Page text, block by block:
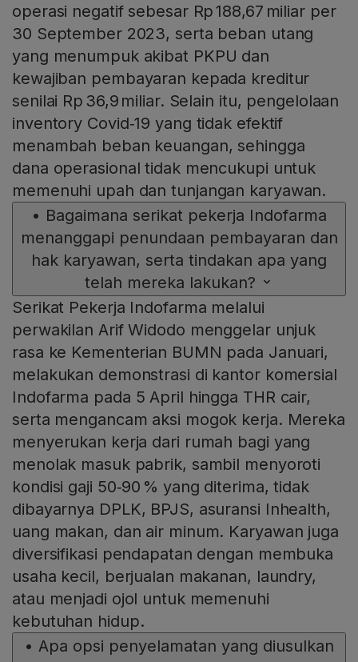
operasi negatif sebesar Rp 188,67 miliar per
30 September 2023, serta beban utang
yang menumpuk akibat PKPU dan
kewajiban pembayaran kepada kreditur
senilai Rp 36,9 miliar. Selain itu, pengelolaan
inventory Covid‑19 yang tidak efektif
menambah beban keuangan, sehingga
dana operasional tidak mencukupi untuk
memenuhi upah dan tunjangan karyawan.
• Bagaimana serikat pekerja Indofarma
menanggapi penundaan pembayaran dan
hak karyawan, serta tindakan apa yang
telah mereka lakukan?
Serikat Pekerja Indofarma melalui
perwakilan Arif Widodo menggelar unjuk
rasa ke Kementerian BUMN pada Januari,
melakukan demonstrasi di kantor komersial
Indofarma pada 5 April hingga THR cair,
serta mengancam aksi mogok kerja. Mereka
menyerukan kerja dari rumah bagi yang
menolak masuk pabrik, sambil menyoroti
kondisi gaji 50‑90 % yang diterima, tidak
dibayarnya DPLK, BPJS, asuransi Inhealth,
uang makan, dan air minum. Karyawan juga
diversifikasi pendapatan dengan membuka
usaha kecil, berjualan makanan, laundry,
atau menjadi ojol untuk memenuhi
kebutuhan hidup.
• Apa opsi penyelamatan yang diusulkan